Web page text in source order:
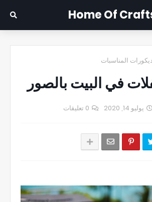
Home Of
ديكورات المناسبات
في البيت بالصور
يوليو 14, 2020 0 تعليقات